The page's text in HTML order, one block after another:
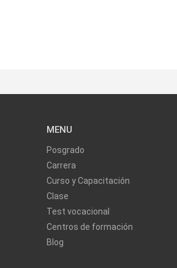
MENU
Posgrado
Carrera
Curso y Capacitación
Clase
Test vocacional
Centros de formación
Blog